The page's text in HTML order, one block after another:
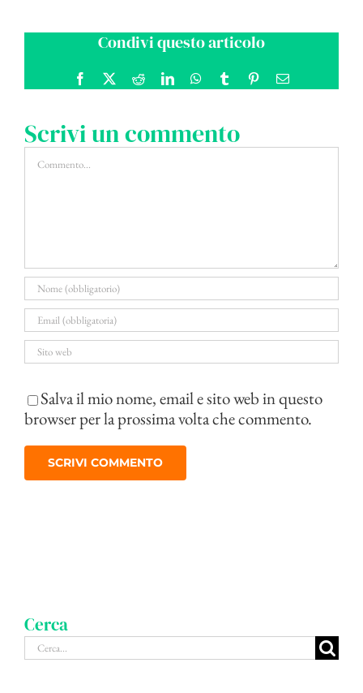
Condivi questo articolo
Facebook RedditLinkedInWhatsApp
Tumblr PinterestEmail
Scrivi un commento
Commento
Salva il mio nome, email e sito web in questo
browser per la prossima volta che commento.
Cerca
Cerca
per: